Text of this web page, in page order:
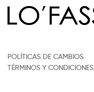
POLÍTICAS DE CAMBIOS
TÉRMINOS Y CONDICIONES